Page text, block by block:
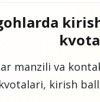
manzili va
kirish